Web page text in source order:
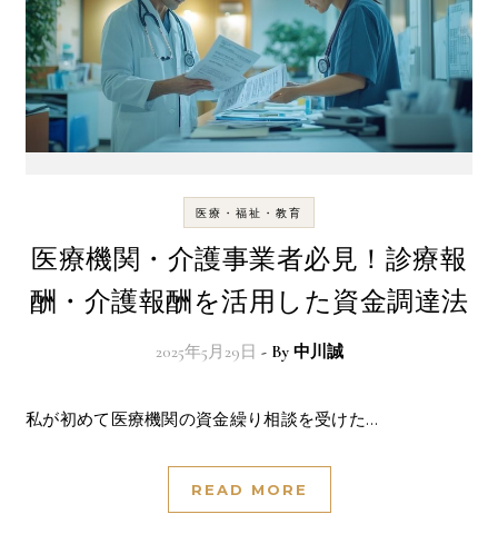
医療・福祉・教育
医療機関・介護事業者必見！診療報
酬・介護報酬を活用した資金調達法
2025年5月29日 - By 中川誠
私が初めて医療機関の資金繰り相談を受けた…
READ MORE